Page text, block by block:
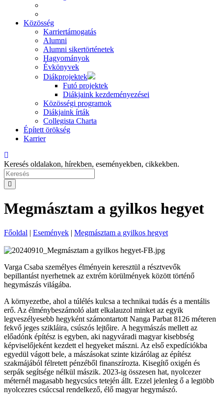
Közösség
Karriertámogatás
Alumni
Alumni sikertörténetek
Hagyományok
Évkönyvek
Diákprojektek
Futó projektek
Diákjaink kezdeményezései
Közösségi programok
Diákjaink írták
Collegista Charta
Épített örökség
Karrier
Keresés oldalakon, hírekben, eseményekben, cikkekben.
Megmásztam a gyilkos hegyet
Főoldal | Események | Megmásztam a gyilkos hegyet
Varga Csaba személyes élményein keresztül a résztvevők
bepillantást nyerhetnek az extrém körülmények között történő
hegymászás világába.
A környezetbe, ahol a túlélés kulcsa a technikai tudás és a mentális
erő. Az élménybeszámoló alatt elkalauzol minket az egyik
legveszélyesebb hegyként számontartott Nanga Parbat 8126 méteren
fekvő jeges szikláira, csúszós lejtőire. A hegymászás mellett az
előadónk építész is egyben, aki nagyváradi magyar kisebbség
képviselőjeként kezdett el hegyeket mászni. Az első expedíciókba
egyedül vágott bele, a mászásokat szinte kizárólag az építész
szakmájából félretett pénzéből finanszírozta. Kisegítő oxigén és
serpák segítsége nélkül mászik. 2023-ig összesen hat, nyolcezer
méternél magasabb hegycsúcs tetején állt. Ezzel jelenleg ő a legtöbb
nyolcezres csúccsal rendelkező, élő magyar hegymászó.